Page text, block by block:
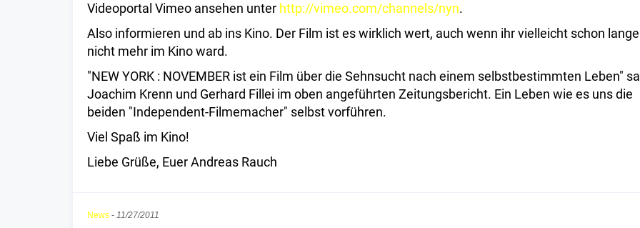
Videoportal Vimeo ansehen unter http://vimeo.com/channels/nyn.
Also informieren und ab ins Kino. Der Film ist es wirklich wert, auch wenn ihr vielleicht schon lange
nicht mehr im Kino ward.
"NEW YORK : NOVEMBER ist ein Film über die Sehnsucht nach einem selbstbestimmten Leben"
Joachim Krenn und Gerhard Fillei im oben angeführten Zeitungsbericht. Ein Leben wie es uns die
beiden "Independent-Filmemacher" selbst vorführen.
Viel Spaß im Kino!
Liebe Grüße, Euer Andreas Rauch
News - 11/27/2011